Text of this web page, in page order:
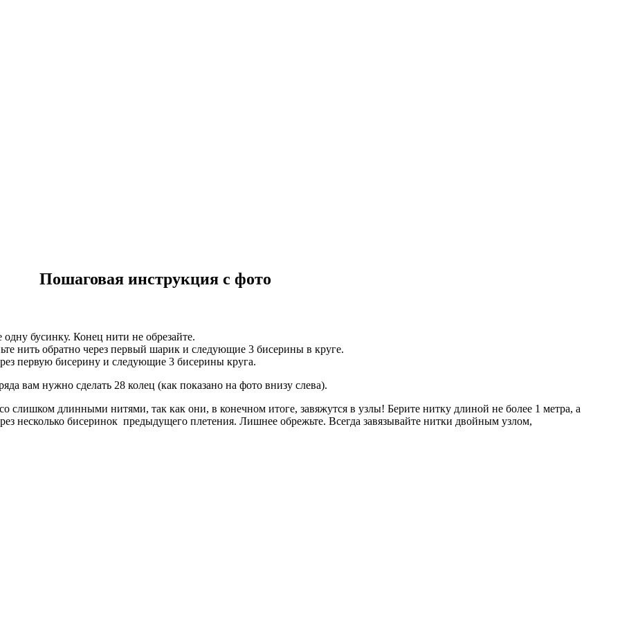
Пошаговая инструкция с фото
бусинку. Конец нити не обрезайте.
нить обратно через первый шарик и следующие 3 бисерины в круге.
первую бисерину и следующие 3 бисерины круга.
вам нужно сделать 28 колец (как показано на фото внизу слева).
слишком длинными нитями, так как они, в конечном итоге, завяжутся в узлы! Берите нитку длиной не более 1 метра, а
несколько бисеринок предыдущего плетения. Лишнее обрежьте. Всегда завязывайте нитки двойным узлом,